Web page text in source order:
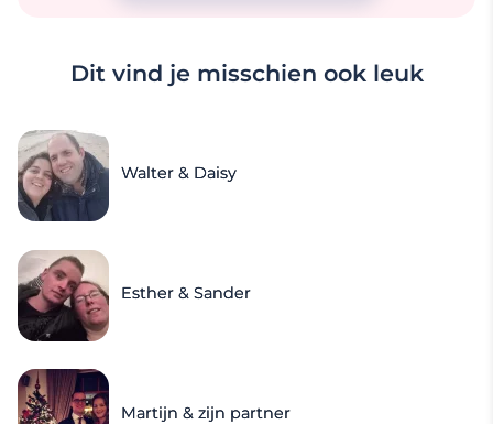
Dit vind je misschien ook leuk
Walter & Daisy
Esther & Sander
Martijn & zijn partner